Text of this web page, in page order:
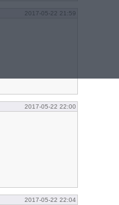
2017-05-22 21:59
2017-05-22 22:00
2017-05-22 22:04